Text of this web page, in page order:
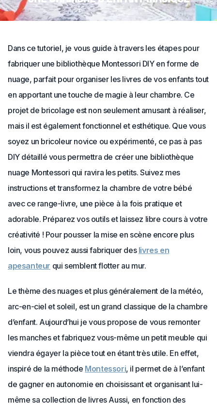
Dans ce tutoriel, je vous guide à travers les étapes pour
fabriquer une bibliothèque Montessori DIY en forme de
nuage, parfait pour organiser les livres de vos enfants tout
en apportant une touche de magie à leur chambre. Ce
projet de bricolage est non seulement amusant à réaliser,
mais il est également fonctionnel et esthétique. Que vous
soyez un bricoleur novice ou expérimenté, ce pas à pas
DIY détaillé vous permettra de créer une bibliothèque
nuage Montessori qui ravira les petits. Suivez mes
instructions et transformez la chambre de votre bébé
avec ce range-livre, une pièce à la fois pratique et
adorable. Préparez vos outils et laissez libre cours à votre
créativité ! Pour pousser la mise en scène encore plus
loin, vous pouvez aussi fabriquer des livres en
apesanteur qui semblent flotter au mur.
Le thème des nuages et plus généralement de la météo,
arc-en-ciel et soleil, est un grand classique de la chambre
d’enfant. Aujourd’hui je vous propose de vous remonter
les manches et fabriquez vous-même un petit meuble qui
viendra égayer la pièce tout en étant très utile. En effet,
inspiré de la méthode Montessori, il permet de à l’enfant
de gagner en autonomie en choisissant et organisant lui-
même sa collection de livres Aussi, en fonction des